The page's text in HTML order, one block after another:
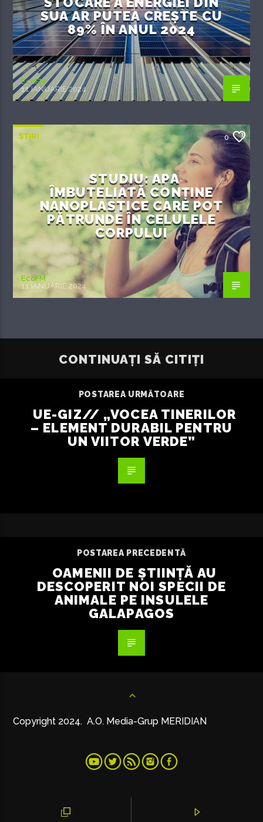
SUA AR PUTEA CREȘTE CU
89% ÎN ANUL 2024
EcoFM
11 IANUARIE 2024
ȘTIRI 0
STUDIU: APA
ÎMBUTELIATĂ CONȚINE
NANOPLASTICE CARE POT
PĂTRUNDE ÎN CELULELE
CORPULUI
EcoFM
11 IANUARIE 2024
CONTINUAȚI SĂ CITIȚI
POSTAREA URMĂTOARE
UE-GIZ// „VOCEA TINERILOR
– ELEMENT DURABIL PENTRU
UN VIITOR VERDE”
POSTAREA PRECEDENTĂ
OAMENII DE ȘTIINȚĂ AU
DESCOPERIT NOI SPECII DE
ANIMALE PE INSULELE
GALAPAGOS
Copyright 2024. A.O. Media-Grup MERIDIAN